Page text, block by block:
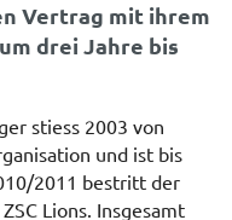
Vertrag mit ihrem
drei Jahre bis
stiess 2003 von
und ist bis
2011 bestritt der
Lions. Insgesamt